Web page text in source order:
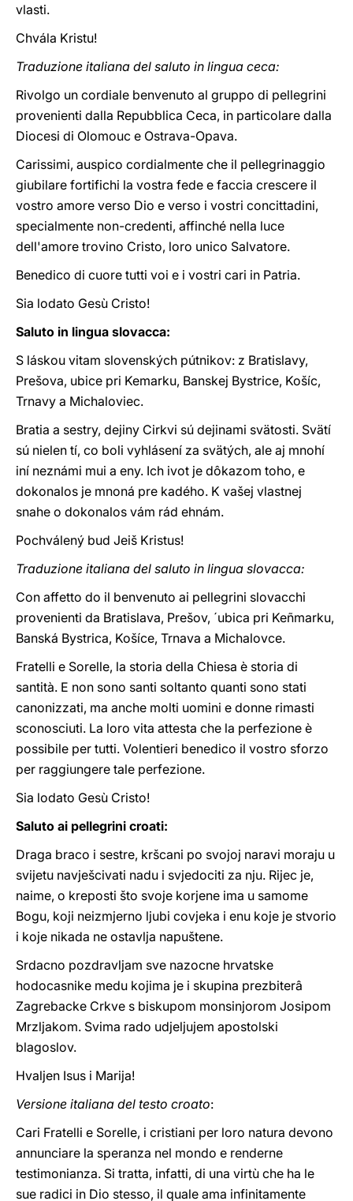
vlasti.
Chvála Kristu!
Traduzione italiana del saluto in lingua ceca:
Rivolgo un cordiale benvenuto al gruppo di pellegrini
provenienti dalla Repubblica Ceca, in particolare dalla
Diocesi di Olomouc e Ostrava-Opava.
Carissimi, auspico cordialmente che il pellegrinaggio
giubilare fortifichi la vostra fede e faccia crescere il
vostro amore verso Dio e verso i vostri concittadini,
specialmente non-credenti, affinché nella luce
dell'amore trovino Cristo, loro unico Salvatore.
Benedico di cuore tutti voi e i vostri cari in Patria.
Sia lodato Gesù Cristo!
Saluto in lingua slovacca:
S láskou vitam slovenských pútnikov: z Bratislavy,
Prešova, ubice pri Kemarku, Banskej Bystrice, Košíc,
Trnavy a Michaloviec.
Bratia a sestry, dejiny Cirkvi sú dejinami svätosti. Svätí
sú nielen tí, co boli vyhlásení za svätých, ale aj mnohí
iní neznámi mui a eny. Ich ivot je dôkazom toho, e
dokonalos je mnoná pre kadého. K vašej vlastnej
snahe o dokonalos vám rád ehnám.
Pochválený bud Jeiš Kristus!
Traduzione italiana del saluto in lingua slovacca:
Con affetto do il benvenuto ai pellegrini slovacchi
provenienti da Bratislava, Prešov, ´ubica pri Keñmarku,
Banská Bystrica, Košíce, Trnava a Michalovce.
Fratelli e Sorelle, la storia della Chiesa è storia di
santità. E non sono santi soltanto quanti sono stati
canonizzati, ma anche molti uomini e donne rimasti
sconosciuti. La loro vita attesta che la perfezione è
possibile per tutti. Volentieri benedico il vostro sforzo
per raggiungere tale perfezione.
Sia lodato Gesù Cristo!
Saluto ai pellegrini croati:
Draga braco i sestre, kršcani po svojoj naravi moraju u
svijetu navješcivati nadu i svjedociti za nju. Rijec je,
naime, o kreposti što svoje korjene ima u samome
Bogu, koji neizmjerno ljubi covjeka i enu koje je stvorio
i koje nikada ne ostavlja napuštene.
Srdacno pozdravljam sve nazocne hrvatske
hodocasnike medu kojima je i skupina prezbiterâ
Zagrebacke Crkve s biskupom monsinjorom Josipom
Mrzljakom. Svima rado udjeljujem apostolski
blagoslov.
Hvaljen Isus i Marija!
Versione italiana del testo croato:
Cari Fratelli e Sorelle, i cristiani per loro natura devono
annunciare la speranza nel mondo e renderne
testimonianza. Si tratta, infatti, di una virtù che ha le
sue radici in Dio stesso, il quale ama infinitamente